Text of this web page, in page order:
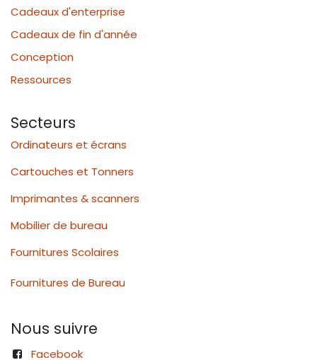
Cadeaux d'enterprise
Cadeaux de fin d'année
Conception
Ressources
Secteurs
Ordinateurs et écrans
Cartouches et Tonners
Imprimantes & scanners
Mobilier de bureau
Fournitures Scolaires
Fournitures de Bureau
Nous suivre
Facebook